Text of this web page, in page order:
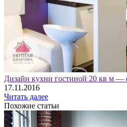
Дизайн кухни гостиной 20 кв м —
17.11.2016
Читать далее
Похожие статьи